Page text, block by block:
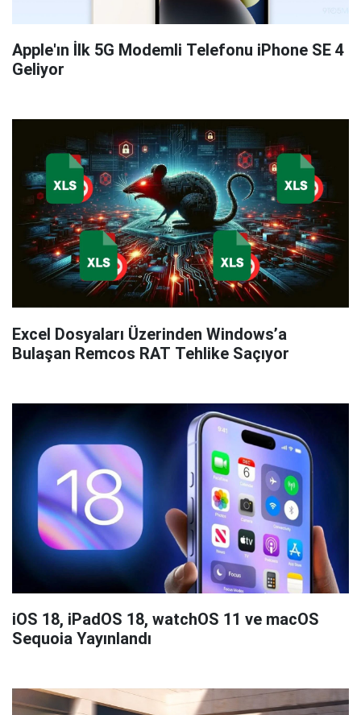
Apple'ın İlk 5G Modemli Telefonu iPhone SE 4
Geliyor
Excel Dosyaları Üzerinden Windows’a
Bulaşan Remcos RAT Tehlike Saçıyor
iOS 18, iPadOS 18, watchOS 11 ve macOS
Sequoia Yayınlandı